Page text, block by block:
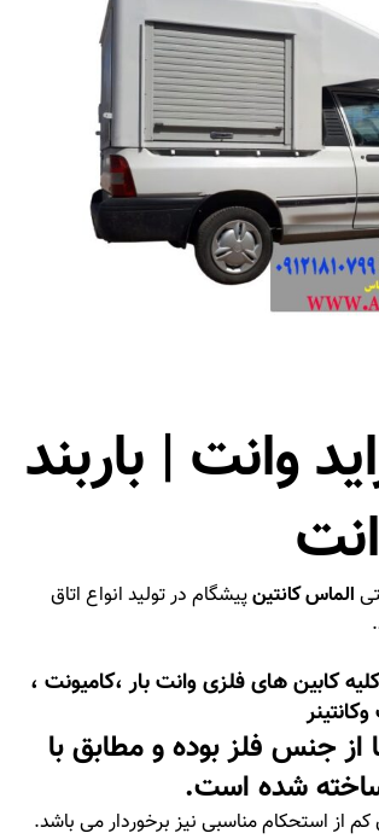
وانت | باربند
الماس کانتینپیشگام در تولید انواع اتاق
کابین های فلزی وانت بار ،کامیونت ،
از جنس فلز بوده و مطابق با
شده است.
از استحکام مناسبی نیز برخوردار می باشد.